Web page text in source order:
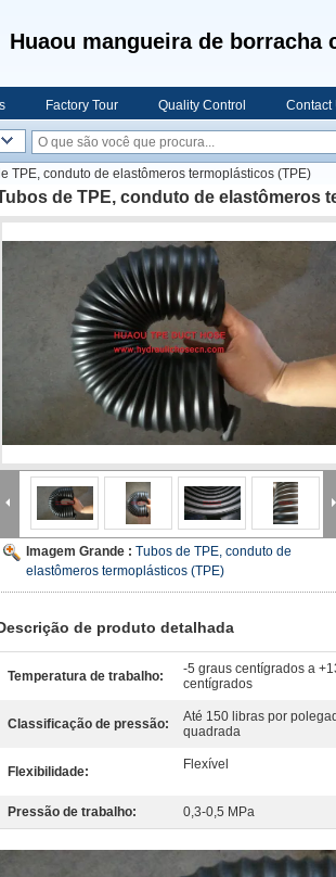
Huaou mangueira de borracha
Factory Tour Quality Control Contact
TPE, conduto de elastômeros termoplásticos (TPE)
de TPE, conduto de elastômeros
Imagem Grande : Tubos de TPE, conduto de
elastômeros termoplásticos (TPE)
de produto detalhada
Temperatura de trabalho:
-5 graus centígrados a
centígrados
Classificação de pressão:
Até 150 libras por
quadrada
Flexibilidade: Flexível
Pressão de trabalho: 0,3-0,5 MPa